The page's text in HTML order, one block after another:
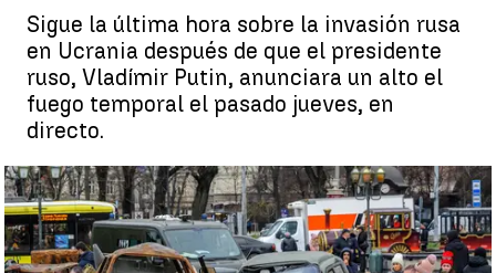
Sigue la última hora sobre la invasión rusa
en Ucrania después de que el presidente
ruso, Vladímir Putin, anunciara un alto el
fuego temporal el pasado jueves, en
directo.